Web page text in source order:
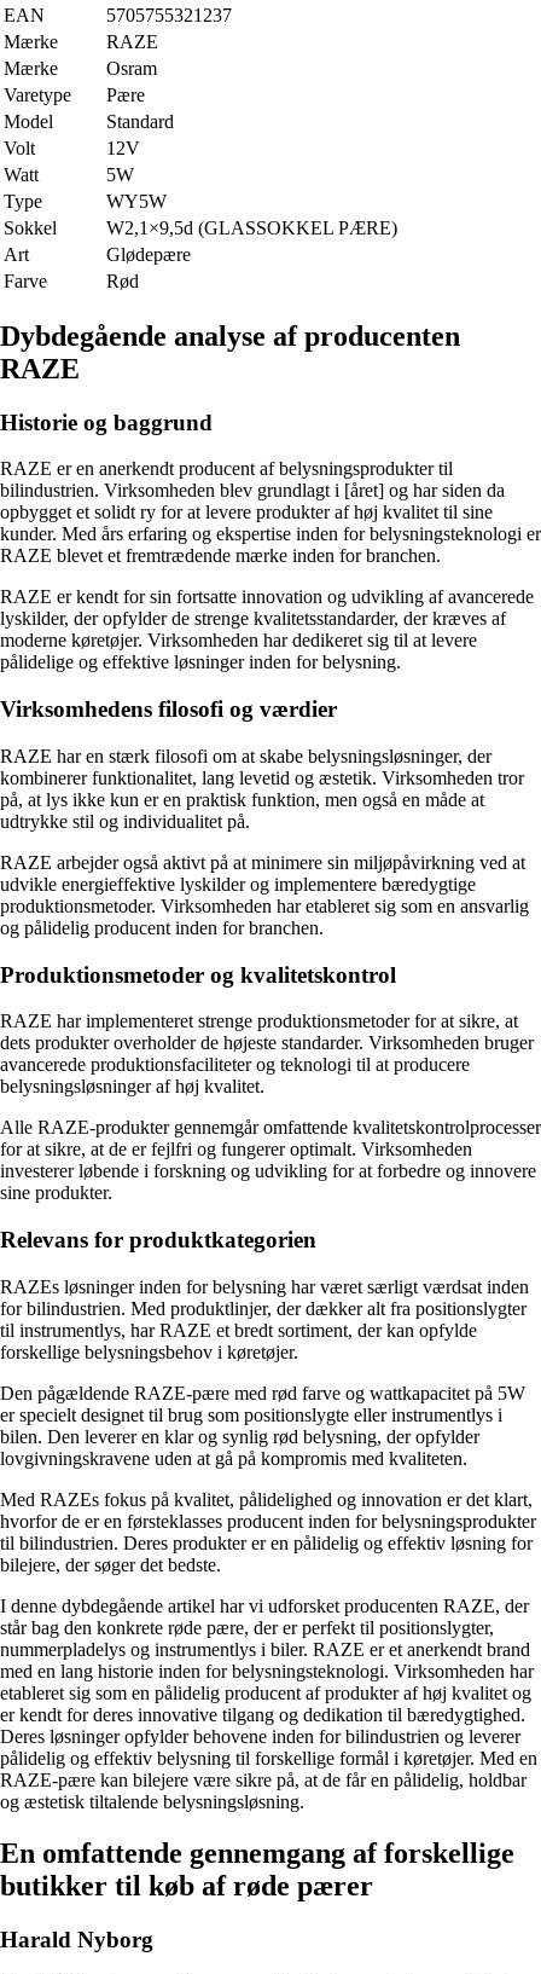
EAN
5705755321237
Mærke
RAZE
Mærke
Osram
Varetype
Pære
Model
Standard
Volt
12V
Watt
5W
Type
WY5W
Sokkel
W2,1×9,5d (GLASSOKKEL PÆRE)
Art
Glødepære
Farve
Rød
Dybdegående analyse af producenten
RAZE
Historie og baggrund
RAZE er en anerkendt producent af belysningsprodukter til
bilindustrien. Virksomheden blev grundlagt i [året] og har siden da
opbygget et solidt ry for at levere produkter af høj kvalitet til sine
kunder. Med års erfaring og ekspertise inden for belysningsteknologi er
RAZE blevet et fremtrædende mærke inden for branchen.
RAZE er kendt for sin fortsatte innovation og udvikling af avancerede
lyskilder, der opfylder de strenge kvalitetsstandarder, der kræves af
moderne køretøjer. Virksomheden har dedikeret sig til at levere
pålidelige og effektive løsninger inden for belysning.
Virksomhedens filosofi og værdier
RAZE har en stærk filosofi om at skabe belysningsløsninger, der
kombinerer funktionalitet, lang levetid og æstetik. Virksomheden tror
på, at lys ikke kun er en praktisk funktion, men også en måde at
udtrykke stil og individualitet på.
RAZE arbejder også aktivt på at minimere sin miljøpåvirkning ved at
udvikle energieffektive lyskilder og implementere bæredygtige
produktionsmetoder. Virksomheden har etableret sig som en ansvarlig
og pålidelig producent inden for branchen.
Produktionsmetoder og kvalitetskontrol
RAZE har implementeret strenge produktionsmetoder for at sikre, at
dets produkter overholder de højeste standarder. Virksomheden bruger
avancerede produktionsfaciliteter og teknologi til at producere
belysningsløsninger af høj kvalitet.
Alle RAZE-produkter gennemgår omfattende kvalitetskontrolprocesser
for at sikre, at de er fejlfri og fungerer optimalt. Virksomheden
investerer løbende i forskning og udvikling for at forbedre og innovere
sine produkter.
Relevans for produktkategorien
RAZEs løsninger inden for belysning har været særligt værdsat inden
for bilindustrien. Med produktlinjer, der dækker alt fra positionslygter
til instrumentlys, har RAZE et bredt sortiment, der kan opfylde
forskellige belysningsbehov i køretøjer.
Den pågældende RAZE-pære med rød farve og wattkapacitet på 5W
er specielt designet til brug som positionslygte eller instrumentlys i
bilen. Den leverer en klar og synlig rød belysning, der opfylder
lovgivningskravene uden at gå på kompromis med kvaliteten.
Med RAZEs fokus på kvalitet, pålidelighed og innovation er det klart,
hvorfor de er en førsteklasses producent inden for belysningsprodukter
til bilindustrien. Deres produkter er en pålidelig og effektiv løsning for
bilejere, der søger det bedste.
I denne dybdegående artikel har vi udforsket producenten RAZE, der
står bag den konkrete røde pære, der er perfekt til positionslygter,
nummerpladelys og instrumentlys i biler. RAZE er et anerkendt brand
med en lang historie inden for belysningsteknologi. Virksomheden har
etableret sig som en pålidelig producent af produkter af høj kvalitet og
er kendt for deres innovative tilgang og dedikation til bæredygtighed.
Deres løsninger opfylder behovene inden for bilindustrien og leverer
pålidelig og effektiv belysning til forskellige formål i køretøjer. Med en
RAZE-pære kan bilejere være sikre på, at de får en pålidelig, holdbar
og æstetisk tiltalende belysningsløsning.
En omfattende gennemgang af forskellige
butikker til køb af røde pærer
Harald Nyborg